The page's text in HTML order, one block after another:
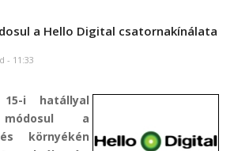
a Hello Digital csatornakínálata
- 11:33
i hatállyal
módosul a
környékén